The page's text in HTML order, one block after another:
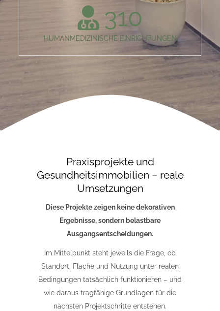
310
HUMANMEDIZINISCHE EINRICHTUNGEN
Praxisprojekte und
Gesundheitsimmobilien – reale
Umsetzungen
Diese Projekte zeigen keine dekorativen
Ergebnisse, sondern belastbare
Ausgangsentscheidungen.
Im Mittelpunkt steht jeweils die Frage, ob
Standort, Fläche und Nutzung unter realen
Bedingungen tatsächlich funktionieren – und
wie daraus tragfähige Grundlagen für die
nächsten Projektschritte entstehen.